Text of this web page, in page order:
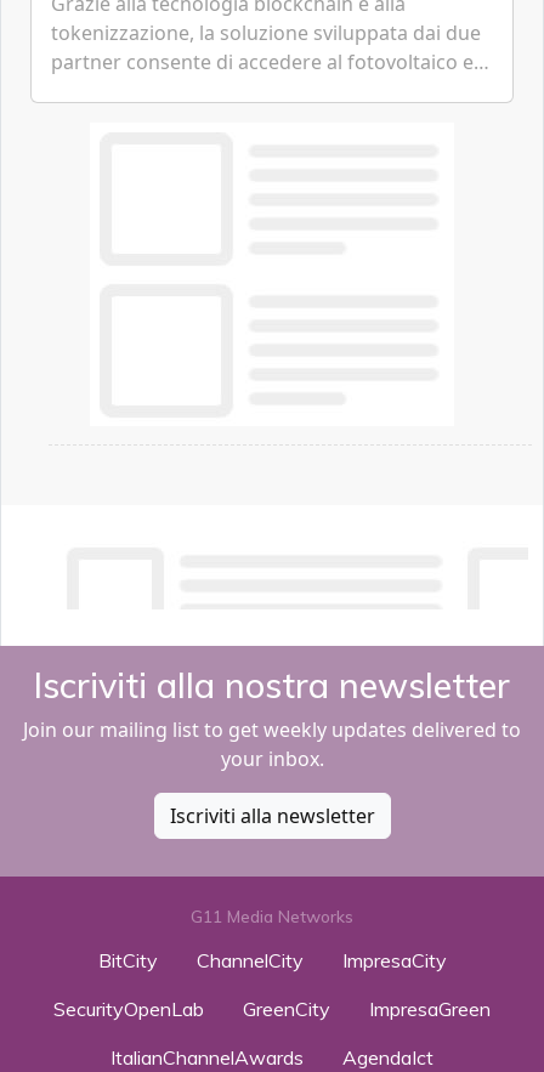
tokenizzazione, la soluzione sviluppata dai due
partner consente di accedere al fotovoltaico e
Iscriviti alla nostra newsletter
Join our mailing list to get weekly updates delivered to
your inbox.
Iscriviti alla newsletter
G11 Media Networks
BitCity ChannelCity
ImpresaCity
SecurityOpenLab
GreenCity
ImpresaGreen
ItalianChannelAwards
AgendaIct